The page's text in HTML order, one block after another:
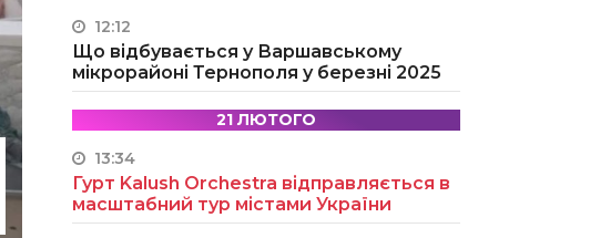
12:12
Що відбувається у Варшавському
мікрорайоні Тернополя у березні 2025
21 ЛЮТОГО
13:34
Гурт Kalush Orchestra відправляється в
масштабний тур містами України